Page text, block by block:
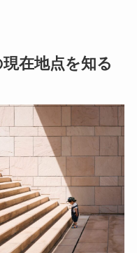
在地点を知る